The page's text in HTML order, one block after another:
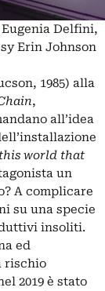
Delfini,
Erin Johnson
1985) alla
,
all’idea
world that
un
A complicare
su una specie
insoliti.
ed
rischio
2019 è stato